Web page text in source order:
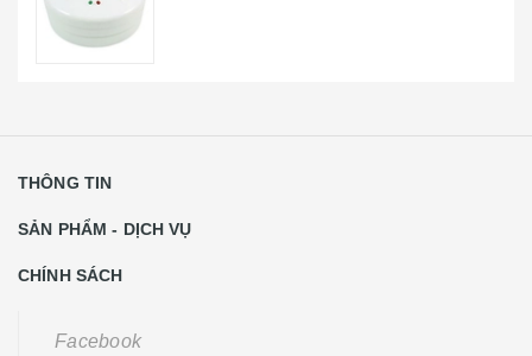
THÔNG TIN
SẢN PHẨM - DỊCH VỤ
CHÍNH SÁCH
Facebook